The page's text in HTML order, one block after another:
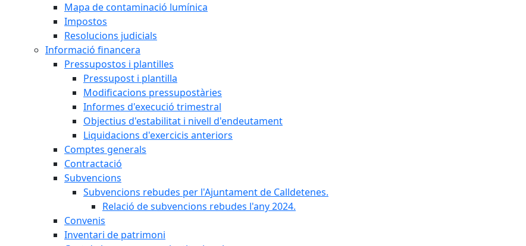
Mapa de contaminació lumínica
Impostos
Resolucions judicials
Informació financera
Pressupostos i plantilles
Pressupost i plantilla
Modificacions pressupostàries
Informes d'execució trimestral
Objectius d'estabilitat i nivell d'endeutament
Liquidacions d'exercicis anteriors
Comptes generals
Contractació
Subvencions
Subvencions rebudes per l'Ajuntament de Calldetenes.
Relació de subvencions rebudes l'any 2024.
Convenis
Inventari de patrimoni